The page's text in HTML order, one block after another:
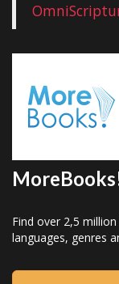
Find over 2,5
languages, genres